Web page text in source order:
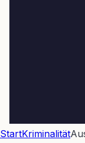
StartKriminalität